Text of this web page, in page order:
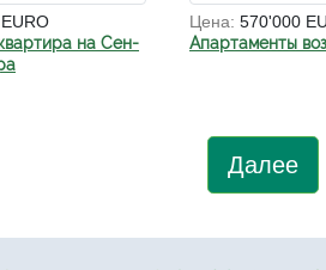
на Сен-
Цена: 570'000
Апартаменты
Далее